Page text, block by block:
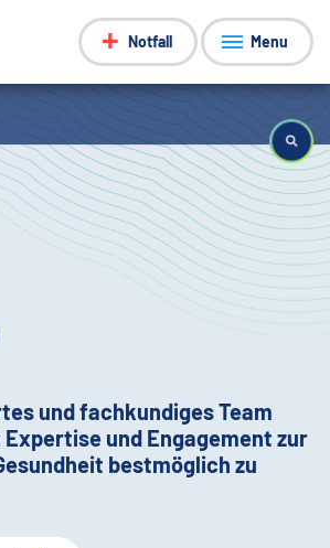
Notfall Menu
und fachkundiges Team
und Engagement zur
bestmöglich zu